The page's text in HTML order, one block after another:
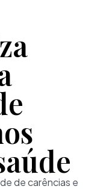
de carências e